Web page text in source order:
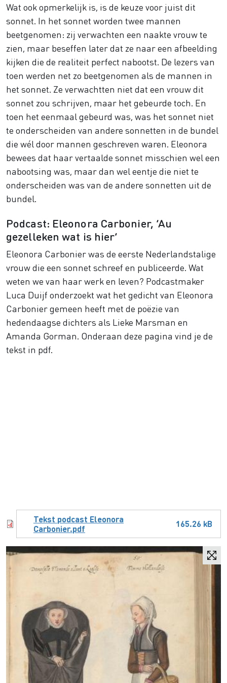
Wat ook opmerkelijk is, is de keuze voor juist dit
sonnet. In het sonnet worden twee mannen
beetgenomen: zij verwachten een naakte vrouw te
zien, maar beseffen later dat ze naar een afbeelding
kijken die de realiteit perfect nabootst. De lezers van
toen werden net zo beetgenomen als de mannen in
het sonnet. Ze verwachtten niet dat een vrouw dit
sonnet zou schrijven, maar het gebeurde toch. En
toen het eenmaal gebeurd was, was het sonnet niet
te onderscheiden van andere sonnetten in de bundel
die wél door mannen geschreven waren. Eleonora
bewees dat haar vertaalde sonnet misschien wel een
nabootsing was, maar dan wel eentje die niet te
onderscheiden was van de andere sonnetten uit de
bundel.
Podcast: Eleonora Carbonier, ‘Au
gezelleken wat is hier’
Eleonora Carbonier was de eerste Nederlandstalige
vrouw die een sonnet schreef en publiceerde. Wat
weten we van haar werk en leven? Podcastmaker
Luca Duijf onderzoekt wat het gedicht van Eleonora
Carbonier gemeen heeft met de poëzie van
hedendaagse dichters als Lieke Marsman en
Amanda Gorman. Onderaan deze pagina vind je de
tekst in pdf.
DocumentTekst podcast Eleonora
Carbonier.pdf
165.26 kB